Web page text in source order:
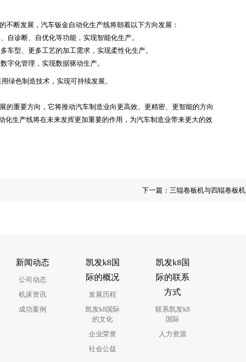
断发展，汽车钣金自动化生产线将朝着以下方向发展：
自诊断、自优化等功能，实现智能化生产。
车型、更多工艺的加工需求，实现柔性化生产。
字化管理，实现数据驱动生产。
绿色制造技术，实现可持续发展。
重要方向，它将推动汽车制造业向更高效、更精密、更智能的方向
化生产线将在未来发挥更加重要的作用，为汽车制造业带来更大的效
下一篇： 三辊卷板机与四辊卷板机
新闻动态
公司动态
机床资讯
成功案例
凯发k8国
际的概况
发展历程
凯发k8国际
的文化
企业荣誉
社会公益
凯发k8国
际的联系
方式
联系凯发k8
国际
人力资源